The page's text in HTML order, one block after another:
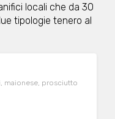
locali che da 30
tipologie tenero al
maionese, prosciutto